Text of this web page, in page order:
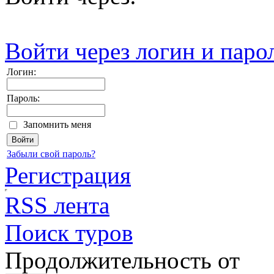
Войти через логин и
Логин:
Пароль:
Запомнить меня
Забыли свой пароль?
Регистрация
RSS лента
Поиск туров
Продолжительность от